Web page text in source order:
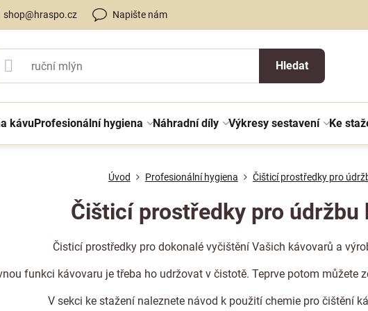
shop@hraspo.cz Napište nám
Hledat
kávuProfesionální hygiena Náhradní díly Výkresy sestavení Ke
Úvod Profesionální hygiena Čišticí prostředky pro
Čišticí prostředky pro údržbu
Čisticí prostředky pro dokonalé vyčištění Vašich kávovarů a
funkci kávovaru je třeba ho udržovat v čistotě. Teprve potom můžete
V sekci ke stažení naleznete návod k použití chemie pro čištění